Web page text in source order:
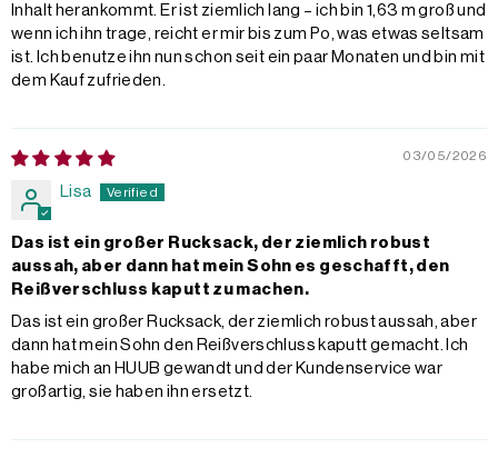
Inhalt herankommt. Er ist ziemlich lang – ich bin 1,63 m groß und
wenn ich ihn trage, reicht er mir bis zum Po, was etwas seltsam
ist. Ich benutze ihn nun schon seit ein paar Monaten und bin mit
dem Kauf zufrieden.
03/05/2026
Lisa
Das ist ein großer Rucksack, der ziemlich robust
aussah, aber dann hat mein Sohn es geschafft, den
Reißverschluss kaputt zu machen.
Das ist ein großer Rucksack, der ziemlich robust aussah, aber
dann hat mein Sohn den Reißverschluss kaputt gemacht. Ich
habe mich an HUUB gewandt und der Kundenservice war
großartig, sie haben ihn ersetzt.